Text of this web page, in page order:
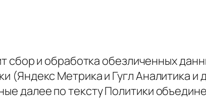
сбор и обработка обезличенных
(Яндекс Метрика и Гугл Аналитика и
далее по тексту Политики